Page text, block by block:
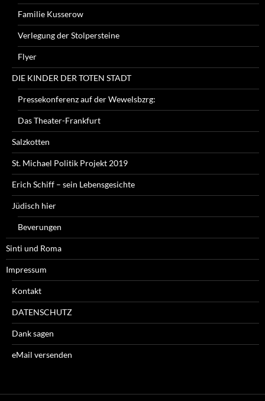
Familie Kusserow
Verlegung der Stolpersteine
Flyer
DIE KINDER DER TOTEN STADT
Pressekonferenz auf der Wewelsbzrg:
Das Theater-Frankfurt
Salzkotten
St. Michael Politik Projekt 2019
Erich Schiff – sein Lebensgesichte
Jüdisch hier
Beverungen
Sinti und Roma
Impressum
Kontakt
DATENSCHUTZ
Dank sagen
eMail versenden